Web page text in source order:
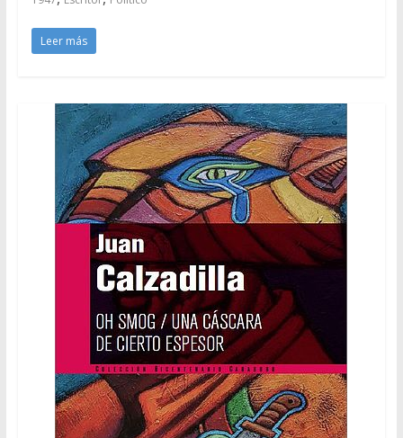
Leer más